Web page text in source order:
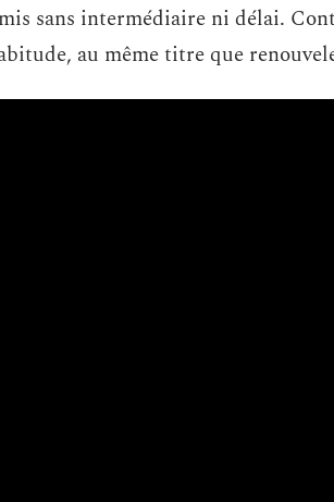
sans intermédiaire ni délai.
au même titre que